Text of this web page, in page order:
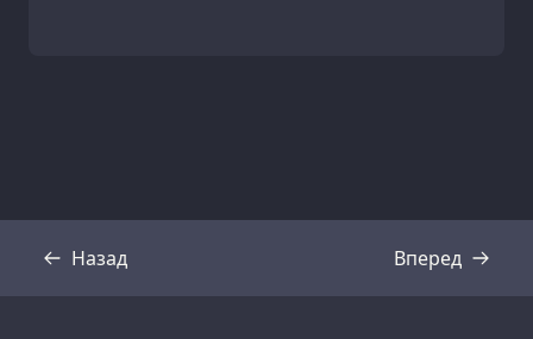
Назад
Стенограмма Вперед
Стенограмма